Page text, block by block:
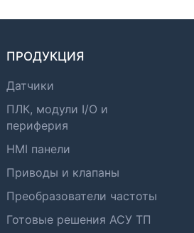
ПРОДУКЦИЯ
Датчики
ПЛК, модули I/O и
периферия
HMI панели
Приводы и клапаны
Преобразователи частоты
Готовые решения АСУ ТП